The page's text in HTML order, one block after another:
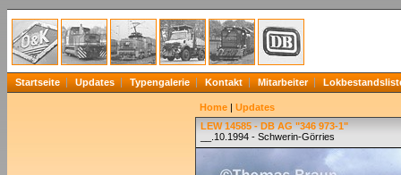
Startseite Updates Typengalerie Kontakt Mitarbeiter
Home | Updates
LEW 14585 - DB AG "346 973-1"
__.10.1994 - Schwerin-Görries